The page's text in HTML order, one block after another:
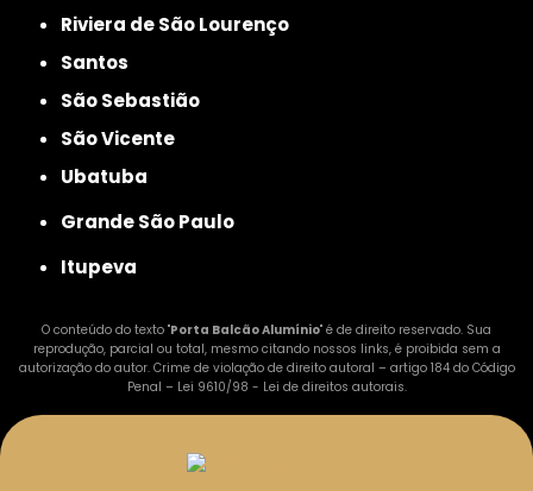
Riviera de São Lourenço
Santos
São Sebastião
São Vicente
Ubatuba
Grande São Paulo
Itupeva
O conteúdo do texto "Porta Balcão Alumínio" é de direito reservado. Sua
reprodução, parcial ou total, mesmo citando nossos links, é proibida sem a
autorização do autor. Crime de violação de direito autoral – artigo 184 do Código
Penal – Lei 9610/98 - Lei de direitos autorais.